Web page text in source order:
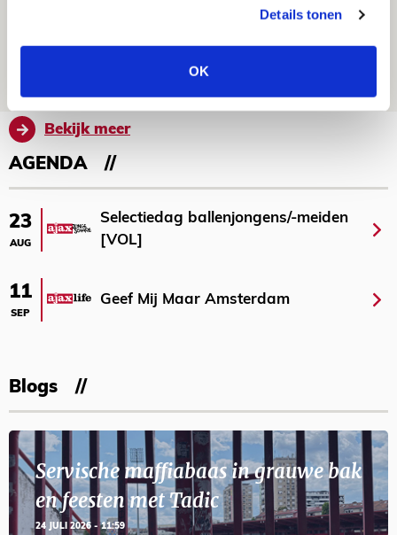
Details tonen
OK
aanwinsten in thuisduel met
Bekijk meer
AGENDA
23
AUG
Selectiedag ballenjongens/-meiden
[VOL]
11
SEP
Geef Mij Maar Amsterdam
Blogs
Servische maffiabaas in grauwe bak
en feesten met Tadic
24 JULI 2026 - 11:59